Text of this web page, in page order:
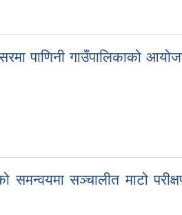
पाणिनी गाउँपालिकाको
समन्वयमा सञ्चालीत माटो